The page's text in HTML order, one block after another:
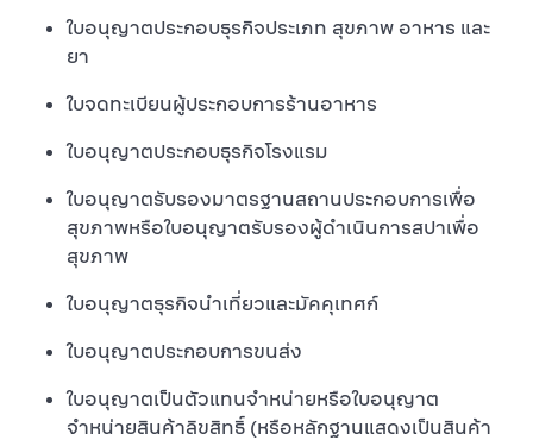
ใบอนุญาตประกอบธุรกิจประเภท สุขภาพ อาหาร และ
ยา
ใบจดทะเบียนผู้ประกอบการร้านอาหาร
ใบอนุญาตประกอบธุรกิจโรงแรม
ใบอนุญาตรับรองมาตรฐานสถานประกอบการเพื่อ
สุขภาพหรือใบอนุญาตรับรองผู้ดําเนินการสปาเพื่อ
สุขภาพ
ใบอนุญาตธุรกิจนำเที่ยวและมัคคุเทศก์
ใบอนุญาตประกอบการขนส่ง
ใบอนุญาตเป็นตัวแทนจำหน่ายหรือใบอนุญาต
จำหน่ายสินค้าลิขสิทธิ์ (หรือหลักฐานแสดงเป็นสินค้า